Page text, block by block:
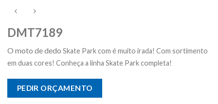
DMT7189
O moto de dedo Skate Park com é muito irada! Com sortimento
em duas cores! Conheça a linha Skate Park completa!
PEDIR ORÇAMENTO